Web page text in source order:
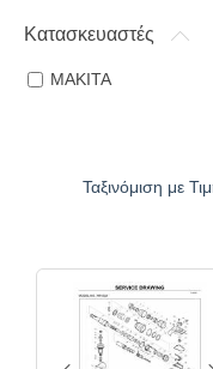
Κατασκευαστές
MAKITA
Ταξινόμιση με